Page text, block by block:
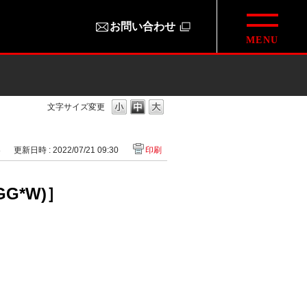
お問い合わせ
文字サイズ変更
更新日時 : 2022/07/21 09:30 印刷
］